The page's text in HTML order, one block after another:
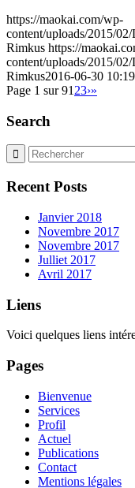
https://maokai.com/wp-
content/uploads/2015/
Rimkus https://
content/uploads/2015/
Rimkus2016-06-30
Page 1 sur 91 23›»
Search
Recent Posts
Janvier 2018
Novembre 2017
Novembre 2017
Julliet 2017
Avril 2017
Liens
Voici quelques liens
Pages
Bienvenue
Services
Profil
Actuel
Publications
Contact
Mentions légales